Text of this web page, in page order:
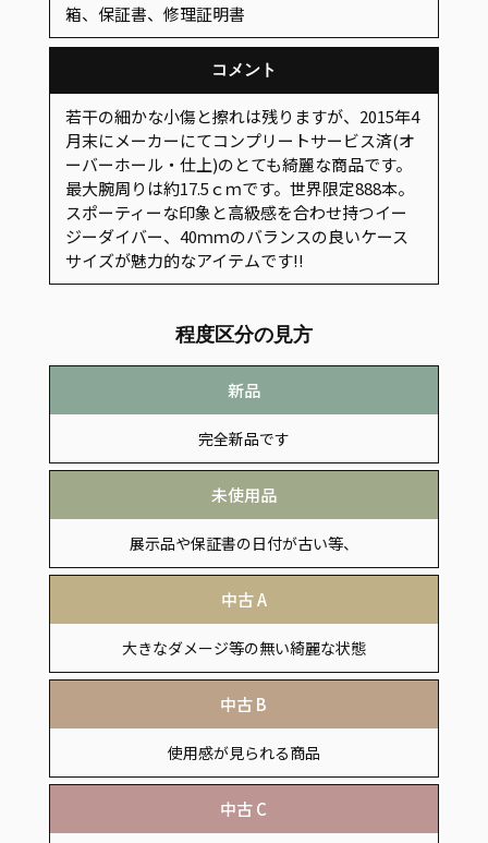
箱、保証書、修理証明書
コメント
若干の細かな小傷と擦れは残りますが、2015年4
月末にメーカーにてコンプリートサービス済(オ
ーバーホール・仕上)のとても綺麗な商品です。
最大腕周りは約17.5ｃｍです。世界限定888本。
スポーティーな印象と高級感を合わせ持つイー
ジーダイバー、40ｍｍのバランスの良いケース
サイズが魅力的なアイテムです!!
程度区分の見方
新品
完全新品です
未使用品
展示品や保証書の日付が古い等、
付属品の欠品がある商品
中古 A
大きなダメージ等の無い綺麗な状態
中古 B
使用感が見られる商品
中古 C